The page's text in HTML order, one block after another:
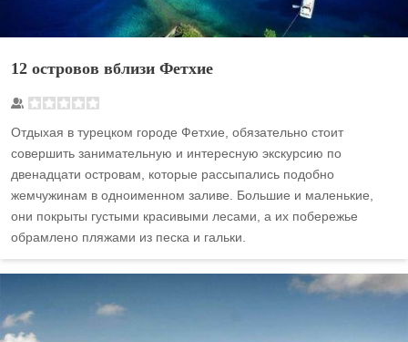
12 островов вблизи Фетхие
Отдыхая в турецком городе Фетхие, обязательно стоит
совершить занимательную и интересную экскурсию по
двенадцати островам, которые рассыпались подобно
жемчужинам в одноименном заливе. Большие и маленькие,
они покрыты густыми красивыми лесами, а их побережье
обрамлено пляжами из песка и гальки.